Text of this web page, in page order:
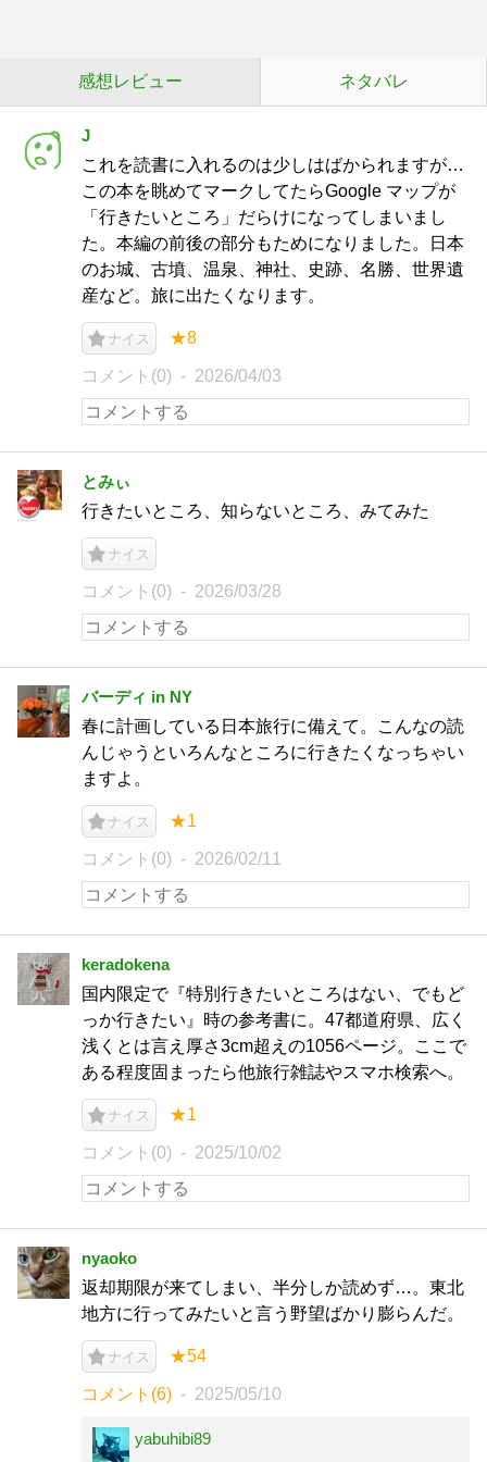
感想レビュー ネタバレ
J
これを読書に入れるのは少しはばかられますが…
この本を眺めてマークしてたらGoogle マップが
「行きたいところ」だらけになってしまいまし
た。本編の前後の部分もためになりました。日本
のお城、古墳、温泉、神社、史跡、名勝、世界遺
産など。旅に出たくなります。
ナイス ★8
コメント(0) 2026/04/03
とみぃ
行きたいところ、知らないところ、みてみた
ナイス
コメント(0) 2026/03/28
バーディ in NY
春に計画している日本旅行に備えて。こんなの読
んじゃうといろんなところに行きたくなっちゃい
ますよ。
ナイス ★1
コメント(0) 2026/02/11
keradokena
国内限定で『特別行きたいところはない、でもど
っか行きたい』時の参考書に。47都道府県、広く
浅くとは言え厚さ3cm超えの1056ページ。ここで
ある程度固まったら他旅行雑誌やスマホ検索へ。
ナイス ★1
コメント(0) 2025/10/02
nyaoko
返却期限が来てしまい、半分しか読めず…。東北
地方に行ってみたいと言う野望ばかり膨らんだ。
ナイス ★54
コメント(6) 2025/05/10
yabuhibi89